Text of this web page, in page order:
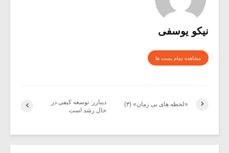
نیکو یوسفی
مشاهده تمام پست ها
دیبازر: توسعه کیفی در
حال رشد است
«لحظه های بی زمان» (۳)